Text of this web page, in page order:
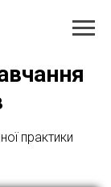
практики